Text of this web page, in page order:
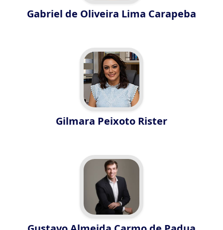
Gabriel de Oliveira Lima Carapeba
Gilmara Peixoto Rister